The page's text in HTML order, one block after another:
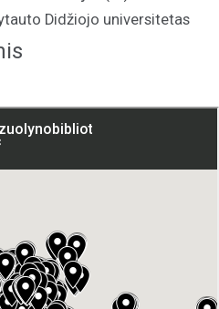
Didžiojo universitetas